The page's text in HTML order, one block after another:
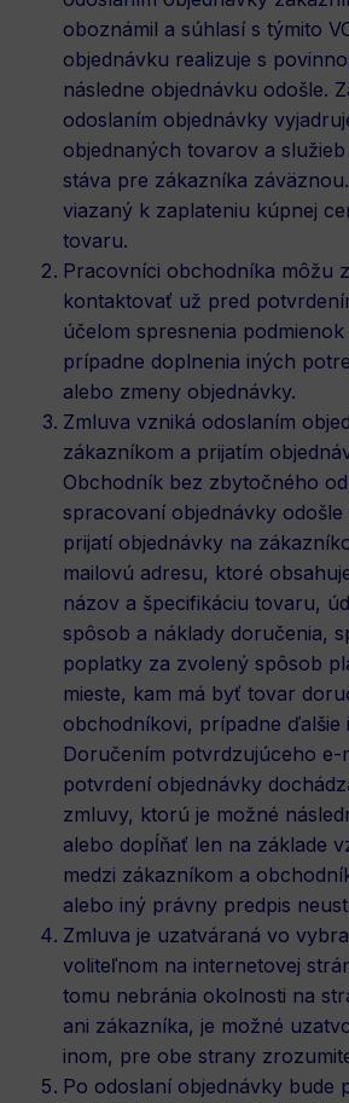
oboznámil a súhlasí s týmito
objednávku realizuje s
následne objednávku odošle.
odoslaním objednávky
objednaných tovarov a
stáva pre zákazníka
viazaný k zaplateniu kúpnej
tovaru.
Pracovníci obchodníka môžu
kontaktovať už pred
účelom spresnenia
prípadne doplnenia iných
alebo zmeny objednávky.
Zmluva vzniká odoslaním
zákazníkom a prijatím
Obchodník bez zbytočného
spracovaní objednávky
prijatí objednávky na
mailovú adresu, ktoré
názov a špecifikáciu tovaru,
spôsob a náklady doručenia,
poplatky za zvolený spôsob
mieste, kam má byť tovar
obchodníkovi, prípadne ďalšie
Doručením potvrdzujúceho e-
potvrdení objednávky
zmluvy, ktorú je možné
alebo dopĺňať len na základe
medzi zákazníkom a
alebo iný právny predpis
Zmluva je uzatváraná vo
voliteľnom na internetovej
tomu nebránia okolnosti na
ani zákazníka, je možné
inom, pre obe strany
Po odoslaní objednávky bude